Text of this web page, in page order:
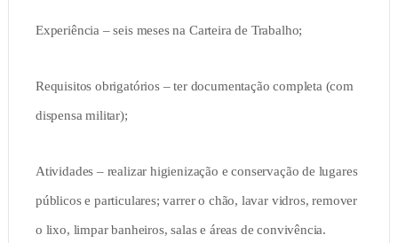
Experiência – seis meses na Carteira de Trabalho;
Requisitos obrigatórios – ter documentação completa (com
dispensa militar);
Atividades – realizar higienização e conservação de lugares
públicos e particulares; varrer o chão, lavar vidros, remover
o lixo, limpar banheiros, salas e áreas de convivência.